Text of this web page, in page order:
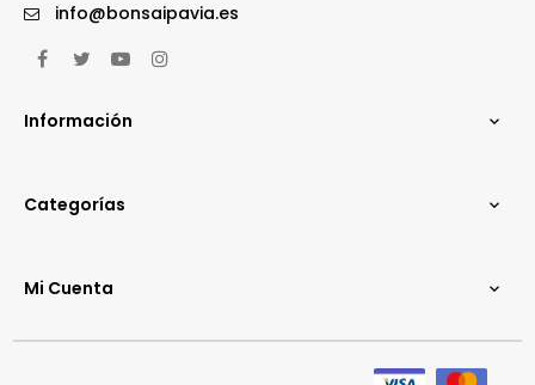
info@bonsaipavia.es
FacebookTwitterYouTube
Información 
Categorías 
Mi Cuenta 